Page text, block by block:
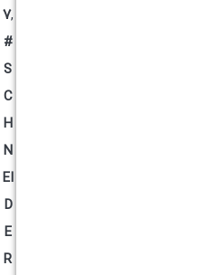
7,
#
S
C
H
N
EI
D
E
R